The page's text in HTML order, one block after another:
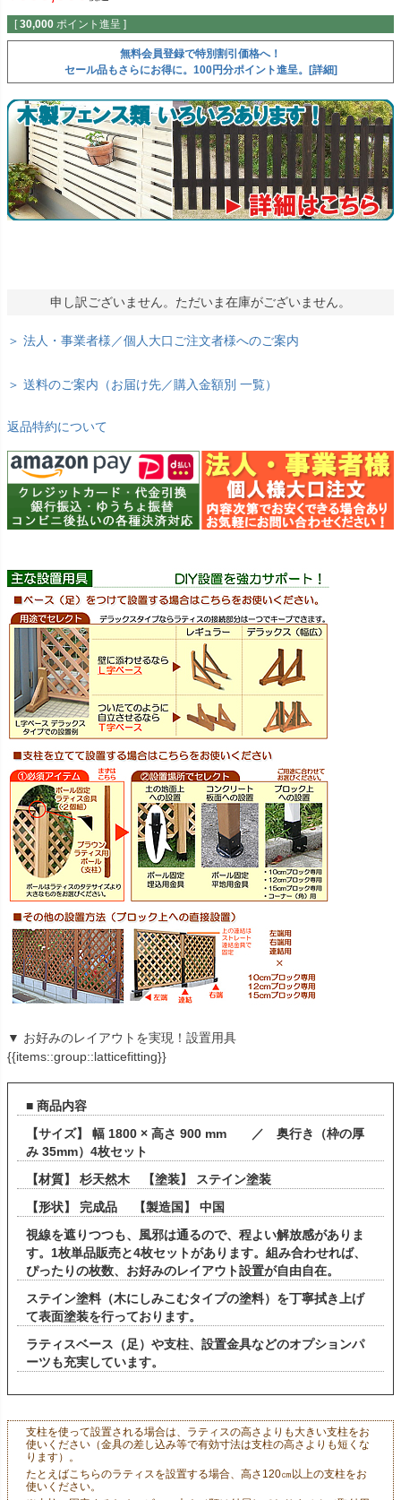
[ 30,000 ポイント進呈 ]
無料会員登録で特別割引価格へ！
セール品もさらにお得に。100円分ポイント進呈。[詳細]
申し訳ございません。ただいま在庫がございません。
＞ 法人・事業者様／個人大口ご注文者様へのご案内
＞ 送料のご案内（お届け先／購入金額別 一覧）
返品特約について
▼ お好みのレイアウトを実現！設置用具
{{items::group::latticefitting}}
■ 商品内容
【サイズ】 幅 1800 × 高さ 900 mm ／ 奥行き（枠の厚
み 35mm）4枚セット
【材質】 杉天然木 【塗装】 ステイン塗装
【形状】 完成品 【製造国】 中国
視線を遮りつつも、風邪は通るので、程よい解放感がありま
す。1枚単品販売と4枚セットがあります。組み合わせれば、
ぴったりの枚数、お好みのレイアウト設置が自由自在。
ステイン塗料（木にしみこむタイプの塗料）を丁寧拭き上げ
て表面塗装を行っております。
ラティスベース（足）や支柱、設置金具などのオプションパ
ーツも充実しています。
支柱を使って設置される場合は、ラティスの高さよりも大きい支柱をお
使いください（金具の差し込み等で有効寸法は支柱の高さよりも短くな
ります）。
たとえばこちらのラティスを設置する場合、高さ120㎝以上の支柱をお
使いください。